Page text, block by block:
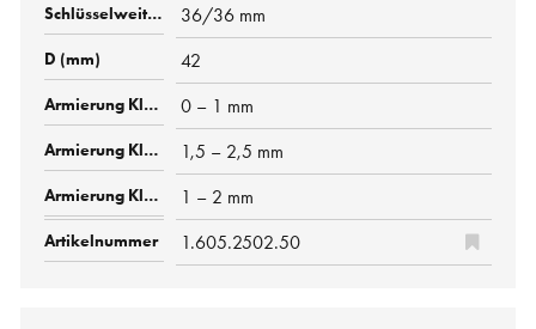
36/36 mm
42
0 – 1 mm
1,5 – 2,5 mm
1 – 2 mm
1.605.2502.50